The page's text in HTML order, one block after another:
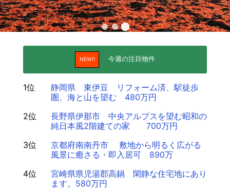
NEW!! 今週の注目物件
1位
静岡県 東伊豆 リフォーム済、駅徒歩
圏、海と山を望む 480万円
2位
長野県伊那市 中央アルプスを望む昭和の
純日本風2階建ての家 700万円
3位
京都府南南丹市 敷地から明るく広がる
風景に癒さる・即入居可 890万
4位
宮崎県県児湯郡高鍋 閑静な住宅地にあり
ます。580万円